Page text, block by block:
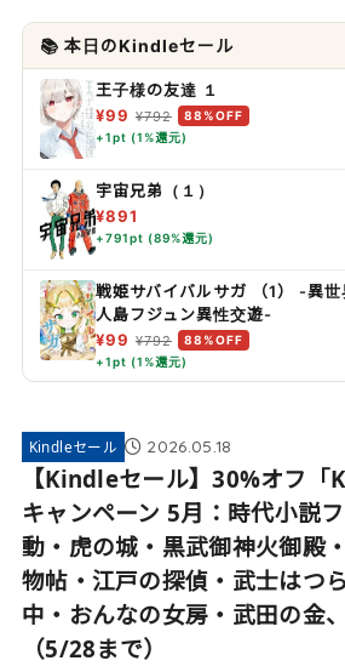
📚 本日のKindleセール
王子様の友達 １
¥99 ¥792
88%OFF
+1pt (1%還元)
宇宙兄弟（１）
¥891
+791pt (89%還元)
戦姫サバイバルサガ （1） -異
人島フジュン異性交遊-
¥99 ¥792
88%OFF
+1pt (1%還元)
Kindleセール 2026.05.18
【Kindleセール】30%オフ「
キャンペーン 5月：時代小説
動・虎の城・黒武御神火御殿
物帖・江戸の探偵・武士はつ
中・おんなの女房・武田の金
（5/28まで）